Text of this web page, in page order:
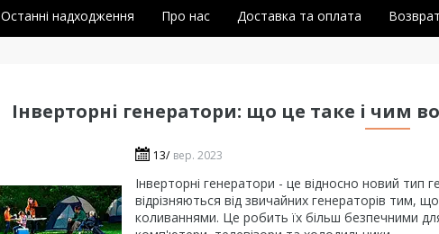
Останні надходження Про нас Доставка та оплата
Інверторні генератори: що це таке і чим
13/ вер. 2023
Інверторні генератори - це відносно новий тип
відрізняються від звичайних генераторів тим,
коливаннями. Це робить їх більш безпечними